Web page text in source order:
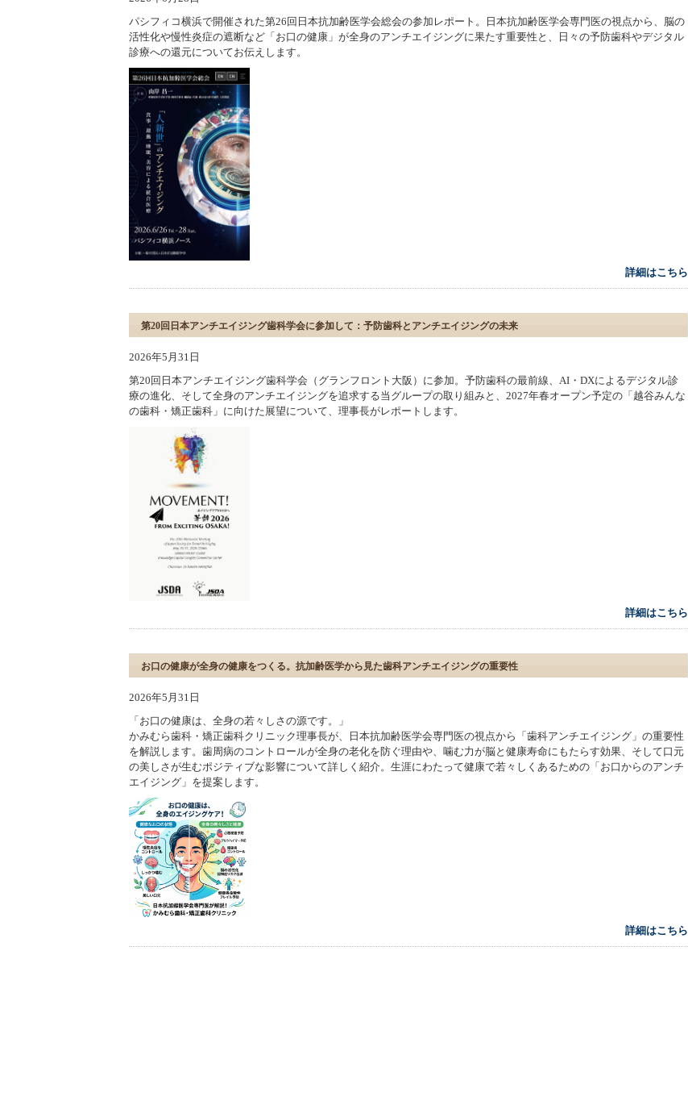
パシフィコ横浜で開催された第26回日本抗加齢医学会総会の参加レポート。日本抗加齢医学会専門医の視点から、脳の
活性化や慢性炎症の遮断など「お口の健康」が全身のアンチエイジングに果たす重要性と、日々の予防歯科やデジタル
診療への還元についてお伝えします。
詳細はこちら
第20回日本アンチエイジング歯科学会に参加して：予防歯科とアンチエイジングの未来
2026年5月31日
第20回日本アンチエイジング歯科学会（グランフロント大阪）に参加。予防歯科の最前線、AI・DXによるデジタル診
療の進化、そして全身のアンチエイジングを追求する当グループの取り組みと、2027年春オープン予定の「越谷みんな
の歯科・矯正歯科」に向けた展望について、理事長がレポートします。
詳細はこちら
お口の健康が全身の健康をつくる。抗加齢医学から見た歯科アンチエイジングの重要性
2026年5月31日
「お口の健康は、全身の若々しさの源です。」
かみむら歯科・矯正歯科クリニック理事長が、日本抗加齢医学会専門医の視点から「歯科アンチエイジング」の重要性
を解説します。歯周病のコントロールが全身の老化を防ぐ理由や、噛む力が脳と健康寿命にもたらす効果、そして口元
の美しさが生むポジティブな影響について詳しく紹介。生涯にわたって健康で若々しくあるための「お口からのアンチ
エイジング」を提案します。
詳細はこちら